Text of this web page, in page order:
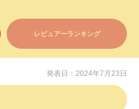
レビュアーランキング
発表日：2024年7月23日